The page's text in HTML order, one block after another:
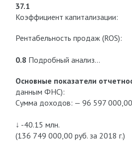
37.1
Коэффициент капитализации:
Рентабельность продаж (ROS):
0.8 Подробный анализ…
Основные показатели
данным ФНС):
Сумма доходов: — 96 597
↓ -40.15 млн.
(136 749 000,00 руб. за 2018 г.)